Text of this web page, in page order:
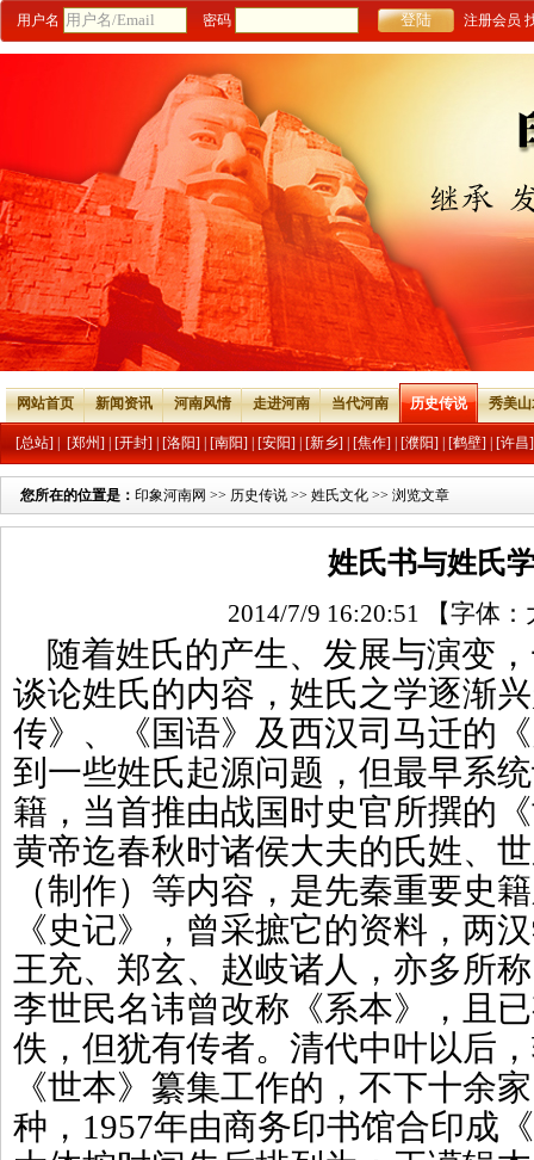
用户名 密码 注册会员
网站首页 新闻资讯 河南风情 走进河南 当代河南 历史传说 秀美
[总站] [郑州] [开封] [洛阳] [南阳] [安阳] [新乡] [焦作] [濮阳] [鹤壁] [许昌]
您所在的位置是： 印象河南网 >> 历史传说 >> 姓氏文化 >> 浏览文章
姓氏书与姓氏
2014/7/9 16:20:51 【字体：
随着姓氏的产生、发展与演变
谈论姓氏的内容，姓氏之学逐渐
传》、《国语》及西汉司马迁的
到一些姓氏起源问题，但最早系
籍，当首推由战国时史官所撰的
黄帝迄春秋时诸侯大夫的氏姓、
（制作）等内容，是先秦重要史
《史记》，曾采摭它的资料，两
王充、郑玄、赵岐诸人，亦多所
李世民名讳曾改称《系本》，且
佚，但犹有传者。清代中叶以后
《世本》纂集工作的，不下十余
种，1957年由商务印书馆合印成